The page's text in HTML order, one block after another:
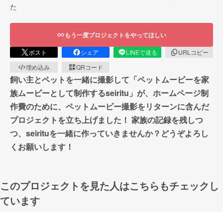
た
もう一度プロジェクトをやってほしい
ポスト シェア LINEで送る
URLコピー
埋め込み
QRコード
飼い主とペットを一緒に撮影して「ペットムービーを家
族ムービーとして制作するseiritu」が、ホームページ制
作費のために、ペットムービー撮影をリターンに含んだ
プロジェクトを立ち上げました！ 家族の記録を残しつ
つ、seirituを一緒に作っていきませんか？どうぞよろし
くお願いします！
このプロジェクトを見た人はこちらもチェックし
ています